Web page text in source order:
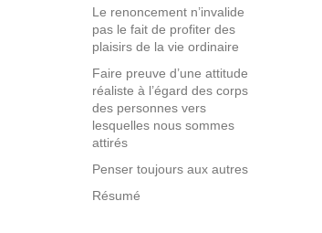
Le renoncement n’invalide
pas le fait de profiter des
plaisirs de la vie ordinaire
Faire preuve d’une attitude
réaliste à l’égard des corps
des personnes vers
lesquelles nous sommes
attirés
Penser toujours aux autres
Résumé